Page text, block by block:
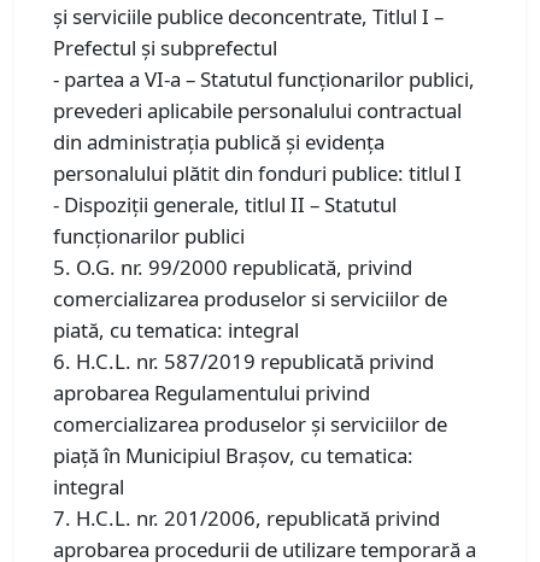
și serviciile publice deconcentrate, Titlul I –
Prefectul și subprefectul
- partea a VI-a – Statutul funcționarilor publici,
prevederi aplicabile personalului contractual
din administrația publică și evidența
personalului plătit din fonduri publice: titlul I
- Dispoziții generale, titlul II – Statutul
funcționarilor publici
5. O.G. nr. 99/2000 republicată, privind
comercializarea produselor si serviciilor de
piată, cu tematica: integral
6. H.C.L. nr. 587/2019 republicată privind
aprobarea Regulamentului privind
comercializarea produselor și serviciilor de
piață în Municipiul Braşov, cu tematica:
integral
7. H.C.L. nr. 201/2006, republicată privind
aprobarea procedurii de utilizare temporară a